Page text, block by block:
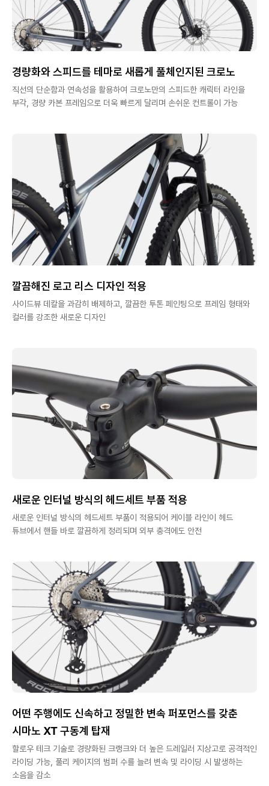
경량화와 스피드를 테마로 새롭게 풀체인지된 크로노
직선의 단순함과 연속성을 활용하여 크로노만의 스피드한 캐릭터 라인을
부각, 경량 카본 프레임으로 더욱 빠르게 달리며 손쉬운 컨트롤이 가능
깔끔해진 로고 리스 디자인 적용
사이드뷰 데칼을 과감히 배제하고, 깔끔한 투톤 페인팅으로 프레임 형태와
컬러를 강조한 새로운 디자인
새로운 인터널 방식의 헤드세트 부품 적용
새로운 인터널 방식의 헤드세트 부품이 적용되어 케이블 라인이 헤드
튜브에서 핸들 바로 깔끔하게 정리되며 외부 충격에도 안전
어떤 주행에도 신속하고 정밀한 변속 퍼포먼스를 갖춘
시마노 XT 구동계 탑재
할로우 테크 기술로 경량화된 크랭크와 더 높은 드레일러 지상고로 공격적인
라이딩 가능, 풀리 케이지의 범퍼 수를 늘려 변속 및 라이딩 시 발생하는
소음을 감소